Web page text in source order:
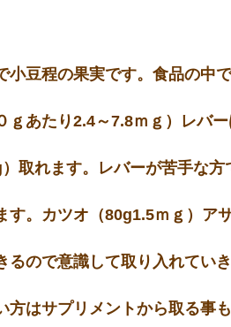
小豆程の果実です。食品の中
ｇあたり2.4～7.8ｍｇ）レバ
取れます。レバーが苦手な方
す。カツオ（80g1.5ｍｇ）ア
ので意識して取り入れていき
はサプリメントから取る事も